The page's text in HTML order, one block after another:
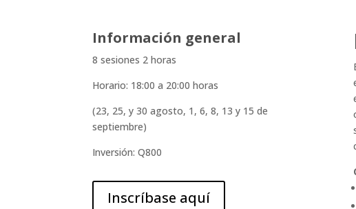
Información general
8 sesiones 2 horas
Horario: 18:00 a 20:00 horas
(23, 25, y 30 agosto, 1, 6, 8, 13 y 15 de
septiembre)
Inversión: Q800
Inscríbase aquí